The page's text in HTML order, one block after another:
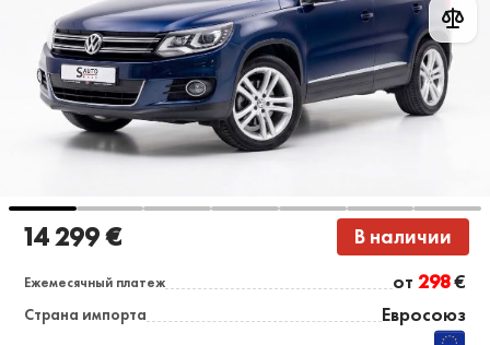
14 299 € В наличии
Ежемесячный платеж от 298€
Страна импорта Евросоюз